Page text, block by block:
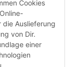
Cookies
Auslieferung
von Dir.
einer